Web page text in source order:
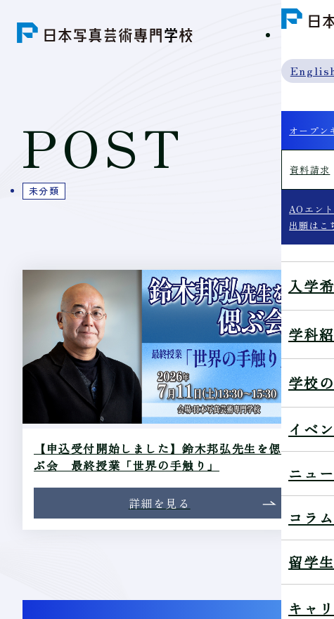
オープン
資料請求
AOエン
出願はこ
入学
学科
学校
イベ
ニュ
コラム
留学
キャ
POST
未分類
【申込受付開始しました】鈴木邦弘先生を偲
ぶ会 最終授業「世界の手触り」
詳細を見る